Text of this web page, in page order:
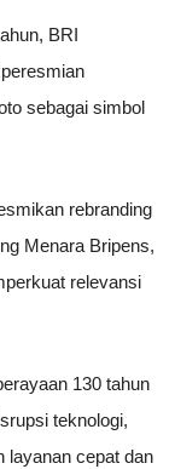
BRI
sebagai simbol
rebranding
Menara Bripens,
relevansi
130 tahun
teknologi,
layanan cepat dan